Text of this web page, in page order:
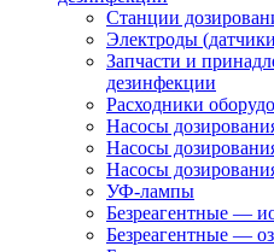
Станции
Электроды
Запчасти и
дезинфекции
Расходники
Насосы
Насосы
Насосы
УФ-лампы
Безреагентные —
Безреагентные —